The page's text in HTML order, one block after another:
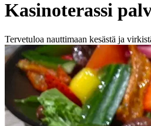
Kasinoterassi
Tervetuloa nauttimaan kesästä ja